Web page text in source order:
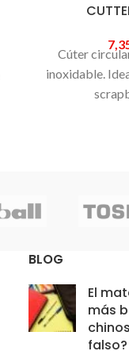
Cúter
inoxidable.
BLOG
El
más
falso?